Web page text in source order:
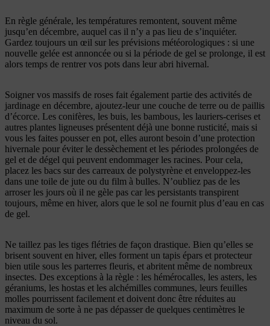
En règle générale, les températures remontent, souvent même
jusqu’en décembre, auquel cas il n’y a pas lieu de s’inquiéter.
Gardez toujours un œil sur les prévisions météorologiques : si une
nouvelle gelée est annoncée ou si la période de gel se prolonge, il est
alors temps de rentrer vos pots dans leur abri hivernal.
Soigner vos massifs de roses fait également partie des activités de
jardinage en décembre, ajoutez-leur une couche de terre ou de paillis
d’écorce. Les conifères, les buis, les bambous, les lauriers-cerises et
autres plantes ligneuses présentent déjà une bonne rusticité, mais si
vous les faites pousser en pot, elles auront besoin d’une protection
hivernale pour éviter le dessèchement et les périodes prolongées de
gel et de dégel qui peuvent endommager les racines. Pour cela,
placez les bacs sur des carreaux de polystyrène et enveloppez-les
dans une toile de jute ou du film à bulles. N’oubliez pas de les
arroser les jours où il ne gèle pas car les persistants transpirent
toujours, même en hiver, alors que le sol ne fournit plus d’eau en cas
de gel.
Ne taillez pas les tiges flétries de façon drastique. Bien qu’elles se
brisent souvent en hiver, elles forment un tapis épars et protecteur
bien utile sous les parterres fleuris, et abritent même de nombreux
insectes. Des exceptions à la règle : les hémérocalles, les asters, les
géraniums, les hostas et les alchémilles communes, leurs feuilles
molles pourrissent facilement et doivent donc être réduites au
maximum de sorte à ne pas dépasser de quelques centimètres le
niveau du sol.